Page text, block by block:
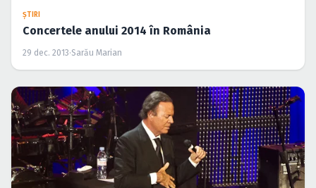
ŞTIRI
Concertele anului 2014 în România
29 dec. 2013·Sarău Marian